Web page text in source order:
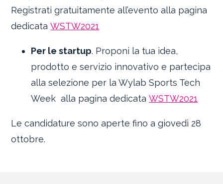
Registrati gratuitamente all’evento alla pagina
dedicataWSTW2021
Per le startup. Proponi la tua idea,
prodotto e servizio innovativo e partecipa
alla selezione per la Wylab Sports Tech
Week alla pagina dedicataWSTW2021
Le candidature sono aperte fino a giovedì 28
ottobre.